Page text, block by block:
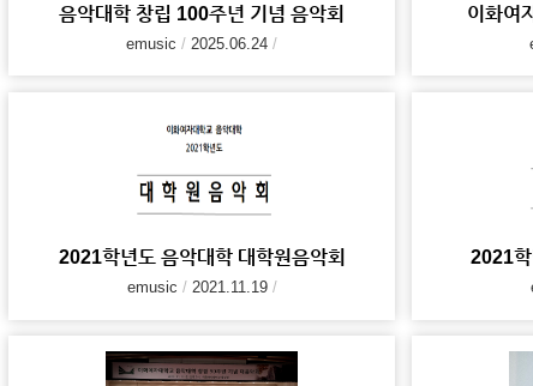
음악대학 창립 100주년 기념 음악회
emusic 2025.06.24
이화여
2021학년도 음악대학 대학원음악회
emusic 2021.11.19
2021학